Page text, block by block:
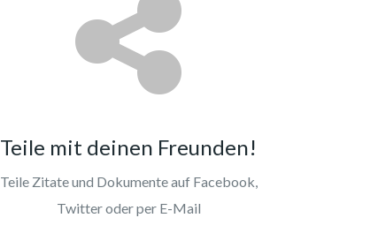
Teile mit deinen Freunden!
Teile Zitate und Dokumente auf Facebook,
Twitter oder per E-Mail